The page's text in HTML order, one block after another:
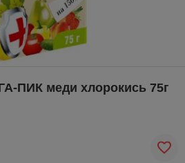
ПИК меди хлорокись 75г